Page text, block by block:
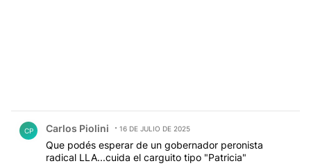
CP Carlos Piolini 16 DE JULIO DE 2025
Que podés esperar de un gobernador peronista
radical LLA...cuida el carguito tipo "Patricia"